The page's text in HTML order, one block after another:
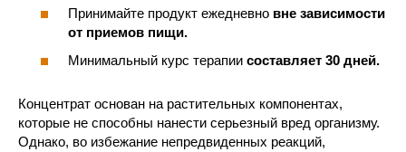
Принимайте продукт ежедневно вне зависимости
от приемов пищи.
Минимальный курс терапии составляет 30 дней.
Концентрат основан на растительных компонентах,
которые не способны нанести серьезный вред организму.
Однако, во избежание непредвиденных реакций,